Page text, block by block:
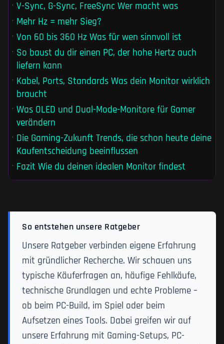
V-Sync, G-Sync, FreeSync Wer macht was
Mehr Hz = mehr Sieg?
Von 60 bis 360 Hz Was für wen sinnvoll ist
So baust du dir einen PC, der hohe Hertz auch
liefern kann
Kabel, Ports, Standards Was dein Monitor wirklich
braucht
Was OLED und Dual-Mode-Monitore für Gamer
verändern
Die Gaming-Zukunft Trends, die schon heute deine
Kaufentscheidung beeinflussen
Fazit Wie du deinen idealen Monitor findest
So entstehen unsere Ratgeber
Unsere Ratgeber verbinden eigene Erfahrung
mit gründlicher Recherche. Wir schauen uns
typische Käuferfragen an, häufige Fehlkäufe,
technische Grundlagen und echte Probleme –
ob beim PC-Build, im Spiel oder beim
Aufsetzen eines Tools. Dabei greifen wir auf
unsere Erfahrung mit Gaming-Setups, PC-